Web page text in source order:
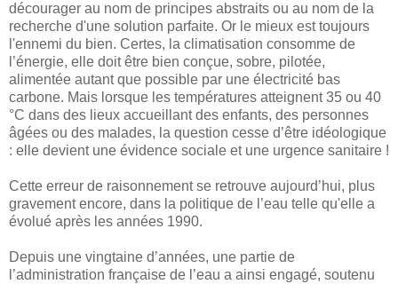
décourager au nom de principes abstraits ou au nom de la
recherche d'une solution parfaite. Or le mieux est toujours
l'ennemi du bien. Certes, la climatisation consomme de
l’énergie, elle doit être bien conçue, sobre, pilotée,
alimentée autant que possible par une électricité bas
carbone. Mais lorsque les températures atteignent 35 ou 40
°C dans des lieux accueillant des enfants, des personnes
âgées ou des malades, la question cesse d’être idéologique
: elle devient une évidence sociale et une urgence sanitaire !
Cette erreur de raisonnement se retrouve aujourd’hui, plus
gravement encore, dans la politique de l’eau telle qu'elle a
évolué après les années 1990.
Depuis une vingtaine d’années, une partie de
l’administration française de l’eau a ainsi engagé, soutenu